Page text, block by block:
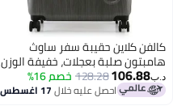
3
كالفن كلاين حقيبة سفر ساوث
هامبتون صلبة بعجلات، خفيفة الوزن
للغاية من ، عجلات مزدوجة
د.ب‏106.88
128.28خصم 16%
احصل عليه خلال17 اغسطس